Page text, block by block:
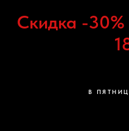
Скидка -
В